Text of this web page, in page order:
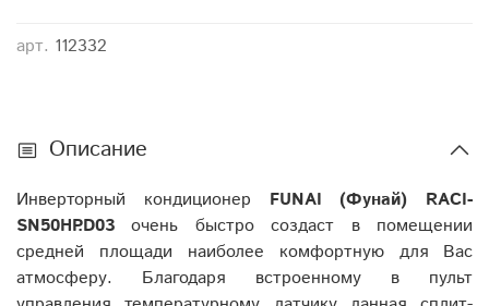
арт. 112332
Описание
Инверторный кондиционер FUNAI (Фунай) RACI-
SN50HP.D03 очень быстро создаст в помещении
средней площади наиболее комфортную для Вас
атмосферу. Благодаря встроенному в пульт